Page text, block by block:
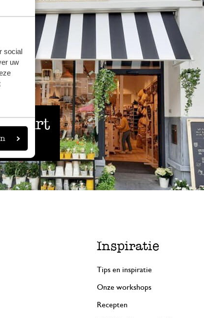
social
uw
buurt
Inspiratie
Tips en inspiratie
Onze workshops
Recepten